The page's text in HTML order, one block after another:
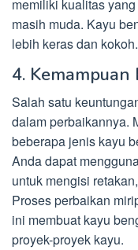
memiliki kualitas
masih muda. Kayu
lebih keras dan kokoh.
4. Kemampuan
Salah satu
dalam perbaikannya.
beberapa jenis kayu
Anda dapat
untuk mengisi
Proses perbaikan
ini membuat kayu
proyek-proyek kayu.